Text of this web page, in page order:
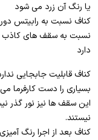
یا رنگ آن زرد می شود
کناف نسبت به رابیتس
نسبت به سقف های کاذب
دارد
کناف قابلیت جابجایی
بسیاری را دست کارفرما
این سقف ها نیز نور گذر
نیستند.
کناف بعد از اجرا رنگ